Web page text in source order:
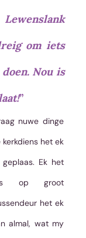
om iets
Nou is
”
nuwe dinge
kerkdiens het ek
Ek het
op groot
het ek
almal, wat my